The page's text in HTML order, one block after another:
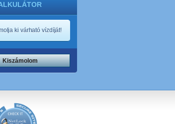
ki várható vízdíját!
Kiszámolom